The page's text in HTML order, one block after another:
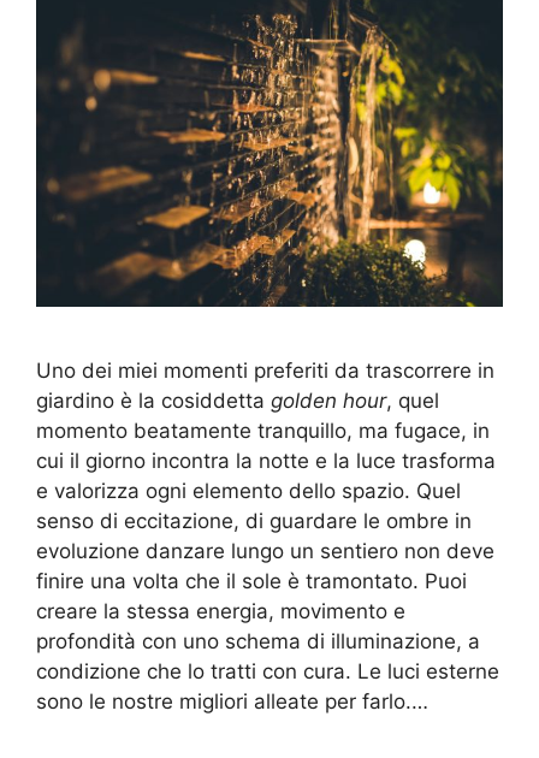
Uno dei miei momenti preferiti da trascorrere in
giardino è la cosiddetta golden hour, quel
momento beatamente tranquillo, ma fugace, in
cui il giorno incontra la notte e la luce trasforma
e valorizza ogni elemento dello spazio. Quel
senso di eccitazione, di guardare le ombre in
evoluzione danzare lungo un sentiero non deve
finire una volta che il sole è tramontato. Puoi
creare la stessa energia, movimento e
profondità con uno schema di illuminazione, a
condizione che lo tratti con cura. Le luci esterne
sono le nostre migliori alleate per farlo.…